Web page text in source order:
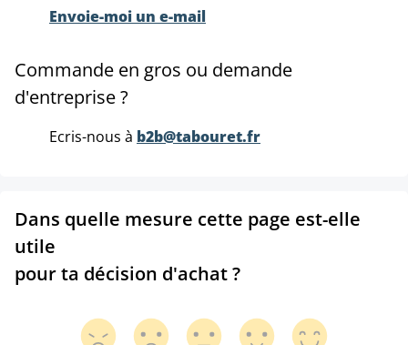
Envoie-moi un e-mail
Commande en gros ou demande
d'entreprise ?
Ecris-nous à b2b@tabouret.fr
Dans quelle mesure cette page est-elle
utile
pour ta décision d'achat ?